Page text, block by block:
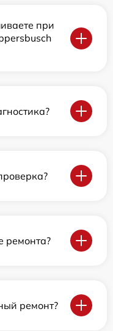
при
ремонта?
ремонт?